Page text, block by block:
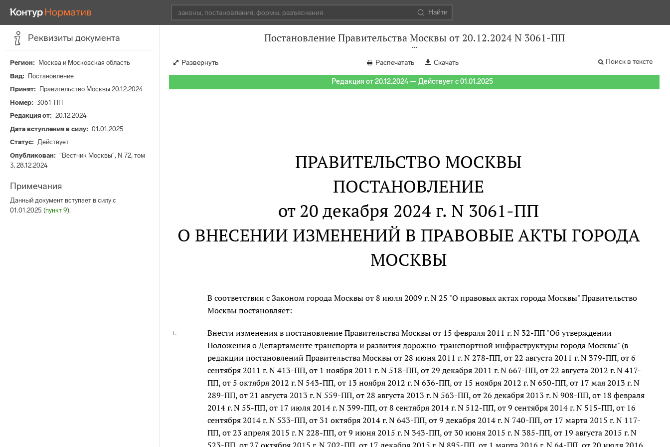
Найти
Реквизиты документа
Регион
Москва и Московская область
Вид
Постановление
Принят
Правительство Москвы 20.12.2024
Номер
3061-ПП
Редакция от
20.12.2024
Дата вступления в силу
01.01.2025
Статус
Действует
Опубликован
"Вестник Москвы", N 72, том
3, 28.12.2024
Примечания
Данный документ вступает в силу с
01.01.2025 (пункт 9).
Постановление Правительства Москвы от 20.12.2024 N 3061-ПП
Развернуть Распечатать Скачать Поиск в тексте
Редакция от 20.12.2024 — Действует с 01.01.2025
ПРАВИТЕЛЬСТВО МОСКВЫ
ПОСТАНОВЛЕНИЕ
от 20 декабря 2024 г. N 3061-ПП
О ВНЕСЕНИИ ИЗМЕНЕНИЙ В ПРАВОВЫЕ АКТЫ ГОРОДА
МОСКВЫ
В соответствии с Законом города Москвы от 8 июля 2009 г. N 25 "О правовых актах города Москвы" Правительство
Москвы постановляет:
1.
Внести изменения в постановление Правительства Москвы от 15 февраля 2011 г. N 32-ПП "Об утверждении
Положения о Департаменте транспорта и развития дорожно-транспортной инфраструктуры города Москвы" (в
редакции постановлений Правительства Москвы от 28 июня 2011 г. N 278-ПП, от 22 августа 2011 г. N 379-ПП, от 6
сентября 2011 г. N 413-ПП, от 1 ноября 2011 г. N 518-ПП, от 29 декабря 2011 г. N 667-ПП, от 22 августа 2012 г. N 417-
ПП, от 5 октября 2012 г. N 543-ПП, от 13 ноября 2012 г. N 636-ПП, от 15 ноября 2012 г. N 650-ПП, от 17 мая 2013 г. N
289-ПП, от 21 августа 2013 г. N 559-ПП, от 28 августа 2013 г. N 563-ПП, от 26 декабря 2013 г. N 908-ПП, от 18 февраля
2014 г. N 55-ПП, от 17 июля 2014 г. N 399-ПП, от 8 сентября 2014 г. N 512-ПП, от 9 сентября 2014 г. N 515-ПП, от 16
сентября 2014 г. N 533-ПП, от 31 октября 2014 г. N 643-ПП, от 9 декабря 2014 г. N 740-ПП, от 17 марта 2015 г. N 117-
ПП, от 23 апреля 2015 г. N 228-ПП, от 9 июня 2015 г. N 343-ПП, от 30 июня 2015 г. N 385-ПП, от 19 августа 2015 г. N
523-ПП, от 27 октября 2015 г. N 702-ПП, от 17 декабря 2015 г. N 895-ПП, от 1 марта 2016 г. N 64-ПП, от 20 июля 2016